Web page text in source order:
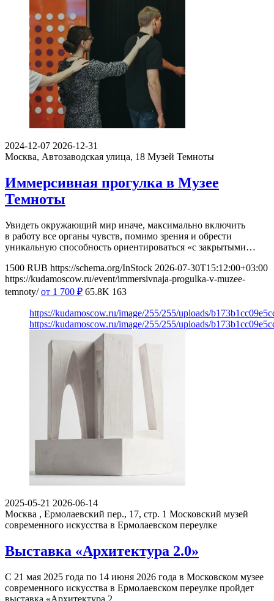
2024-12-07 2026-12-31
Москва, Автозаводская улица, 18 Музей Темноты
Иммерсивная прогулка в Музее
Темноты
Увидеть окружающий мир иначе, максимально включить
в работу все органы чувств, помимо зрения и обрести
уникальную способность ориентироваться «с закрытыми…
1500 RUB https://schema.org/InStock 2026-07-30T15:12:00+03:00
https://kudamoscow.ru/event/immersivnaja-progulka-v-muzee-
temnoty/ от 1 700 ₽ 65.8K 163
https://kudamoscow.ru/image/255/255/uploads/
https://kudamoscow.ru/image/255/255/uploads/
2025-05-21 2026-06-14
Москва , Ермолаевский пер., 17, стр. 1 Московский музей
современного искусства в Ермолаевском переулке
Выставка «Архитектура 2.0»
С 21 мая 2025 года по 14 июня 2026 года в Московском музее
современного искусства в Ермолаевском переулке пройдет
выставка «Архитектура 2.